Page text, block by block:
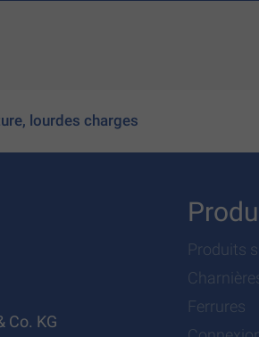
lourdes charges
Co. KG
Produits
Ferrures